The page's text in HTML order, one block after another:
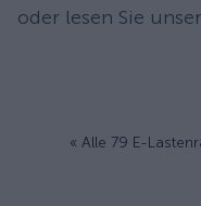
oder lesen Sie
« Alle 79 E-